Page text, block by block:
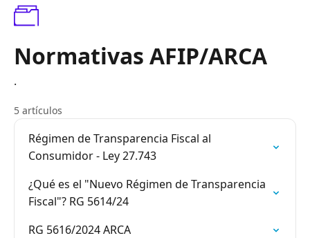
Normativas AFIP/ARCA
.
5 artículos
Régimen de Transparencia Fiscal al
Consumidor - Ley 27.743
¿Qué es el "Nuevo Régimen de Transparencia
Fiscal"? RG 5614/24
RG 5616/2024 ARCA